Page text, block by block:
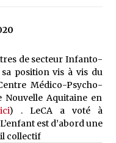
de secteur Infanto-
position vis à vis du
Médico-Psycho-
Nouvelle Aquitaine en
) . LeCA a voté à
est d’abord une
collectif